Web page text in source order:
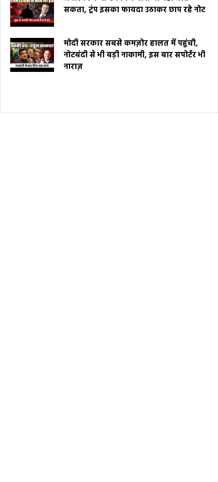
सकता, ट्रंप इसका फायदा उठाकर छाप रहे नोट
मोदी सरकार सबसे कमज़ोर हालत में पहुंची,
नोटबंदी से भी बड़ी नाकामी, इस बार सपोर्टर भी
नाराज़